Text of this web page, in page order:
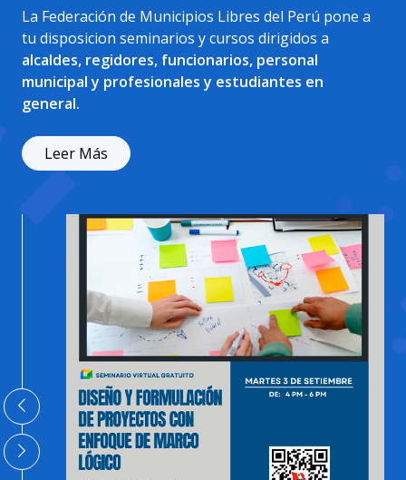
La Federación de Municipios Libres del Perú pone a
tu disposicion seminarios y cursos dirigidos a
alcaldes, regidores, funcionarios, personal
municipal y profesionales y estudiantes en
general.
Leer Más